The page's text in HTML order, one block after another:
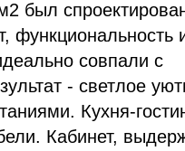
был
функциональность
совпали с
- светлое
Кухня-
Кабинет,